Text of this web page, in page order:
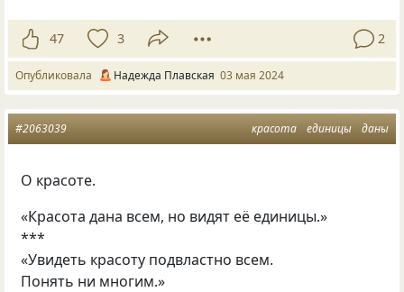
47 3 2
Опубликовала Надежда Плавская 03 мая 2024
красота единицы даны
#2063039
О красоте.
«Красота дана всем, но видят её единицы.»
***
«Увидеть красоту подвластно всем.
Понять ни многим.»